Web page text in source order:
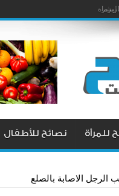
للمرأة نصائح للأطفال
الاصابة بالصلع